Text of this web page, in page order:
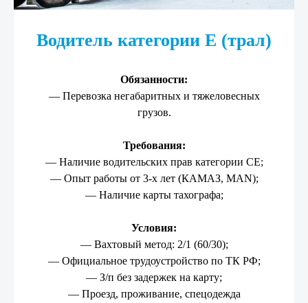
Водитель категории Е (трал)
Обязанности:
— Перевозка негабаритных и тяжеловесных
грузов.
Требования:
— Наличие водительских прав категории СЕ;
— Опыт работы от 3-х лет (КАМАЗ, MAN);
— Наличие карты тахографа;
Условия:
— Вахтовый метод: 2/1 (60/30);
— Официальное трудоустройство по ТК РФ;
— З/п без задержек на карту;
— Проезд, проживание, спецодежда